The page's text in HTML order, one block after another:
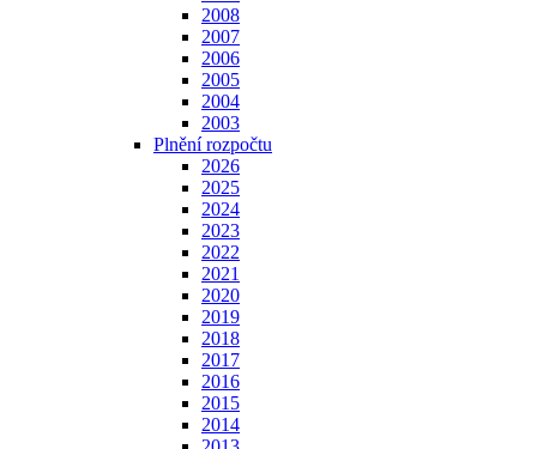
2008
2007
2006
2005
2004
2003
Plnění rozpočtu
2026
2025
2024
2023
2022
2021
2020
2019
2018
2017
2016
2015
2014